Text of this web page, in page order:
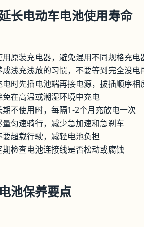
长电动车电池使用寿命
用原装充电器，避免混用不同规格充电
成浅充浅放的习惯，不要等到完全没电
电时先插电池端再接电源，拔插顺序相
免在高温或潮湿环境中充电
期不使用时，每隔1-2个月充放电一次
量匀速骑行，减少急加速和急刹车
要超载行驶，减轻电池负担
期检查电池连接线是否松动或腐蚀
池保养要点